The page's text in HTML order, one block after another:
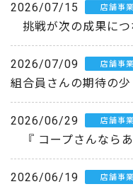
2026/07/15 店舗事
挑戦が次の成果につ
2026/07/09 店舗事
組合員さんの期待の
2026/06/29 店舗事
『 コープさんなら
2026/06/19 店舗事